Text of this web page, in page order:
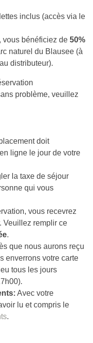
inclus (accès via le
vous bénéficiez de 50%
naturel du Blausee (à
distributeur).
problème, veuillez
doit
ligne le jour de votre
la taxe de séjour
qui vous
vous recevrez
Veuillez remplir ce
.
que nous aurons reçu
enverrons votre carte
tous les jours
Avec votre
lu et compris le
.